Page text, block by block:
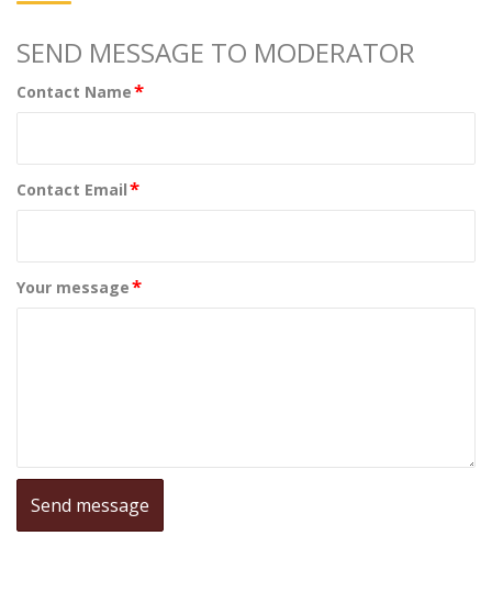
SEND MESSAGE TO MODERATOR
Contact Name*
Contact Email*
Your message*